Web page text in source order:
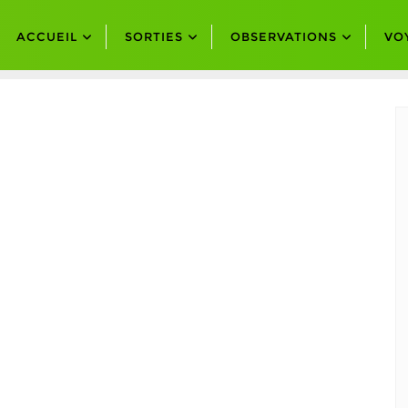
ACCUEIL SORTIES OBSERVATIONS